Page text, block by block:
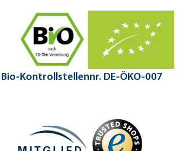
Bio-Kontrollstellennr. DE-ÖKO-007